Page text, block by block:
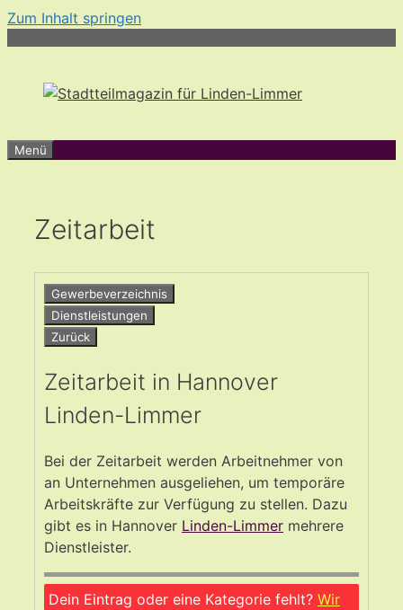
Zum Inhalt springen
Menü
Zeitarbeit
Gewerbeverzeichnis
Dienstleistungen
Zurück
Zeitarbeit in Hannover
Linden-Limmer
Bei der Zeitarbeit werden Arbeitnehmer von
an Unternehmen ausgeliehen, um temporäre
Arbeitskräfte zur Verfügung zu stellen. Dazu
gibt es in Hannover Linden-Limmer mehrere
Dienstleister.
Dein Eintrag oder eine Kategorie fehlt? Wir